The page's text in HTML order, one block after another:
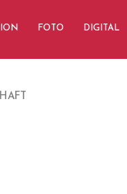
FOTO DIGITAL